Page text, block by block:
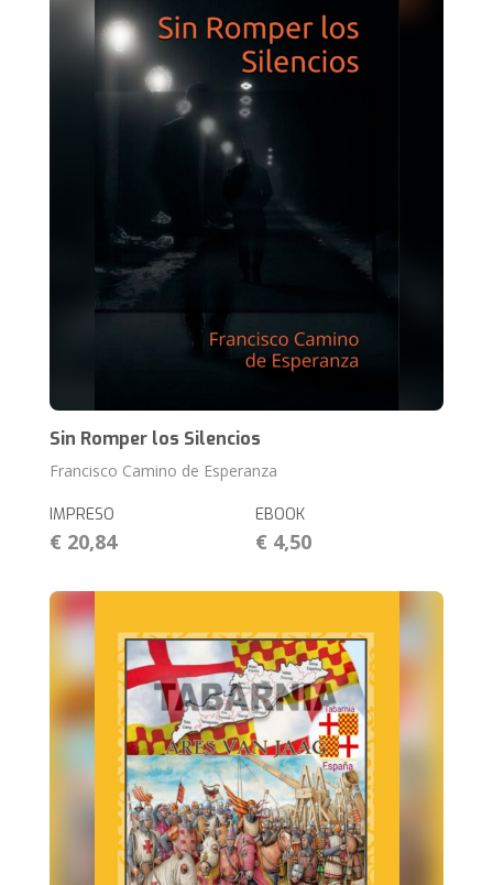
Sin Romper los Silencios
Francisco Camino de Esperanza
IMPRESO
€ 20,84
EBOOK
€ 4,50